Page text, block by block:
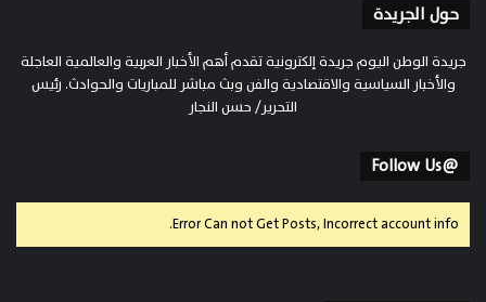
حول الجريدة
جريدة الوطن اليوم جريدة إلكترونية تقدم أهم الأخبار العربية والعالمية العاجلة
والأخبار السياسية والاقتصادية والفن وبث مباشر للمباريات والحوادث. رئيس
التحرير/ حسن النجار
@Follow Us
Error Can not Get Posts, Incorrect account info.